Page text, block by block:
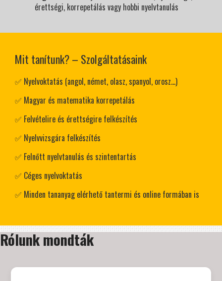
érettségi, korrepetálás vagy hobbi nyelvtanulás
Mit tanítunk? – Szolgáltatásaink
✅ Nyelvoktatás (angol, német, olasz, spanyol, orosz...)
✅ Magyar és matematika korrepetálás
✅ Felvételire és érettségire felkészítés
✅ Nyelvvizsgára felkészítés
✅ Felnőtt nyelvtanulás és szintentartás
✅ Céges nyelvoktatás
✅ Minden tananyag elérhető tantermi és online formában is
Rólunk mondták